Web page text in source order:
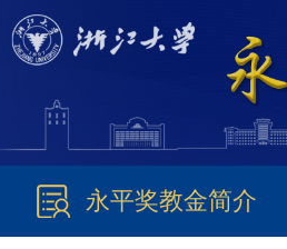
永平奖教金简介